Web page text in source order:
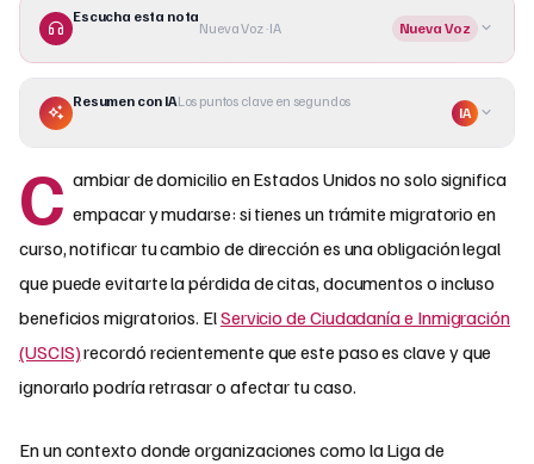
Escucha esta nota
Nueva Voz · IA Nueva Voz
Resumen con IALos puntos clave en segundos
IA
C ambiar de domicilio en Estados Unidos no solo significa
empacar y mudarse: si tienes un trámite migratorio en
curso, notificar tu cambio de dirección es una obligación legal
que puede evitarte la pérdida de citas, documentos o incluso
beneficios migratorios. ElServicio de Ciudadanía e Inmigración
(USCIS)recordó recientemente que este paso es clave y que
ignorarlo podría retrasar o afectar tu caso.
En un contexto donde organizaciones como la Liga de